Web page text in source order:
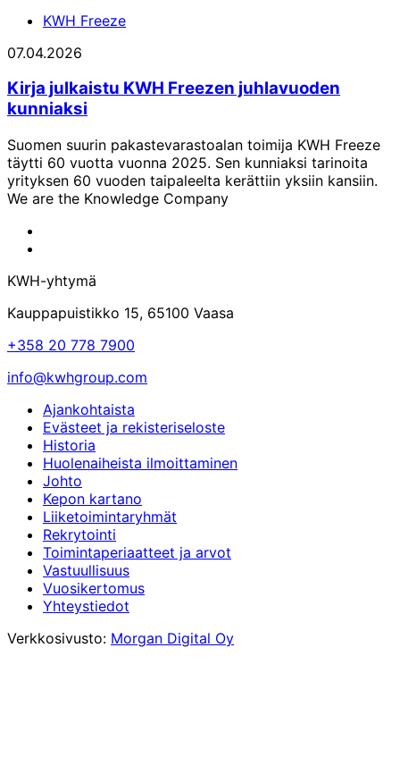
KWH Freeze
07.04.2026
Kirja julkaistu KWH Freezen juhlavuoden
kunniaksi
Suomen suurin pakastevarastoalan toimija KWH Freeze
täytti 60 vuotta vuonna 2025. Sen kunniaksi tarinoita
yrityksen 60 vuoden taipaleelta kerättiin yksiin kansiin.
We are the Knowledge Company
sivu
LinkedIn-
KWH-yhtymä
Kauppapuistikko 15, 65100 Vaasa
+358 20 778 7900
info@kwhgroup.com
Ajankohtaista
Evästeet ja rekisteriseloste
Historia
Huolenaiheista ilmoittaminen
Johto
Kepon kartano
Liiketoimintaryhmät
Rekrytointi
Toimintaperiaatteet ja arvot
Vastuullisuus
Vuosikertomus
Yhteystiedot
Verkkosivusto: Morgan Digital Oy